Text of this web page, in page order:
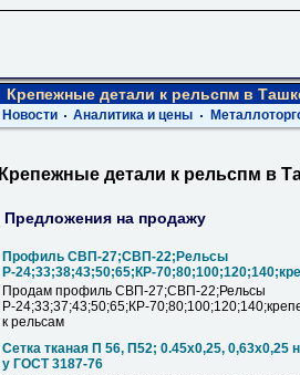
Крепежные детали к рельспм в
Новости Аналитика и цены
Крепежные детали к рельспм в
Предложения на продажу
Профиль СВП-27;СВП-22;Рельсы
Р-24;33;38;43;50;65;КР-
Продам профиль СВП-27;СВП-22;Рельсы
Р-24;33;37;43;50;65;КР-
к рельсам
Сетка тканая П 56, П52; 0.45х0,25, 0,63х0,25
у ГОСТ 3187-76